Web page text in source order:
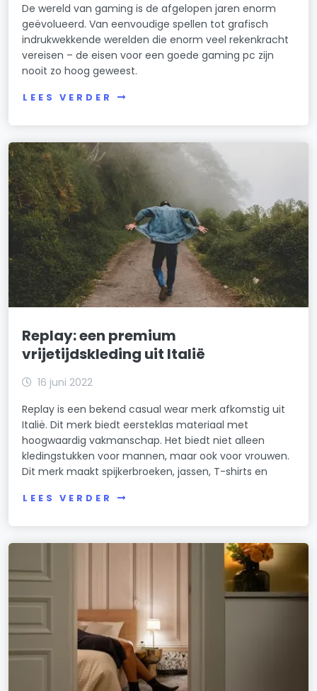
De wereld van gaming is de afgelopen jaren enorm
geëvolueerd. Van eenvoudige spellen tot grafisch
indrukwekkende werelden die enorm veel rekenkracht
vereisen – de eisen voor een goede gaming pc zijn
nooit zo hoog geweest.
LEES VERDER
Replay: een premium
vrijetijdskleding uit Italië
16 juni 2022
Replay is een bekend casual wear merk afkomstig uit
Italië. Dit merk biedt eersteklas materiaal met
hoogwaardig vakmanschap. Het biedt niet alleen
kledingstukken voor mannen, maar ook voor vrouwen.
Dit merk maakt spijkerbroeken, jassen, T-shirts en
LEES VERDER